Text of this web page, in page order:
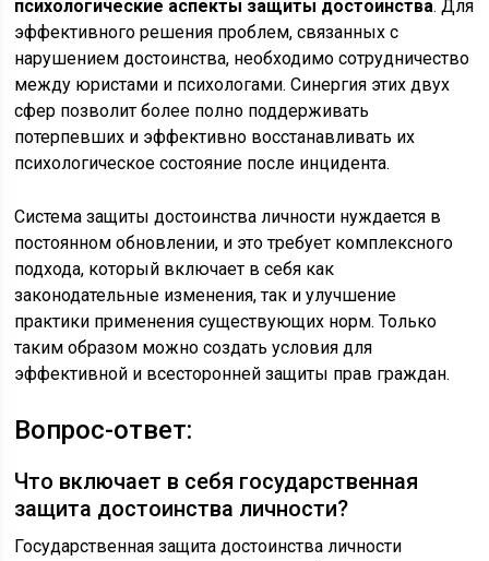
психологические аспекты защиты достоинства. Для
эффективного решения проблем, связанных с
нарушением достоинства, необходимо сотрудничество
между юристами и психологами. Синергия этих двух
сфер позволит более полно поддерживать
потерпевших и эффективно восстанавливать их
психологическое состояние после инцидента.
Система защиты достоинства личности нуждается в
постоянном обновлении, и это требует комплексного
подхода, который включает в себя как
законодательные изменения, так и улучшение
практики применения существующих норм. Только
таким образом можно создать условия для
эффективной и всесторонней защиты прав граждан.
Вопрос-ответ:
Что включает в себя государственная
защита достоинства личности?
Государственная защита достоинства личности